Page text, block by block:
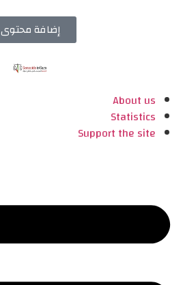
إضافة محتوى
About us
Statistics
Support the site